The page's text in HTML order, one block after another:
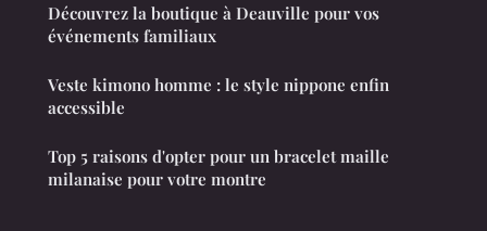
Découvrez la boutique à Deauville pour vos
événements familiaux
Veste kimono homme : le style nippone enfin
accessible
Top 5 raisons d'opter pour un bracelet maille
milanaise pour votre montre